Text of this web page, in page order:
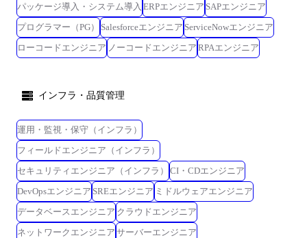
パッケージ導入・システム導入 ERPエンジニア SAPエンジニア
プログラマー（PG）
Salesforceエンジニア ServiceNowエンジニア
ローコードエンジニア ノーコードエンジニア RPAエンジニア
インフラ・品質管理
運用・監視・保守（インフラ）
フィールドエンジニア（インフラ）
セキュリティエンジニア（インフラ）
CI・CDエンジニア
DevOpsエンジニア SREエンジニア ミドルウェアエンジニア
データベースエンジニア クラウドエンジニア
ネットワークエンジニア サーバーエンジニア